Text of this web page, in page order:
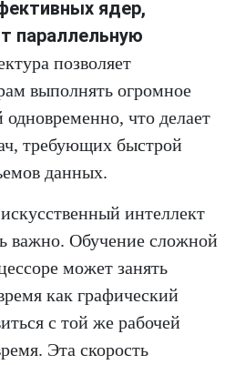
ядер,
параллельную
позволяет
выполнять огромное
что делает
требующих быстрой
данных.
интеллект
важно. Обучение сложной
может занять
как графический
с той же рабочей
Эта скорость